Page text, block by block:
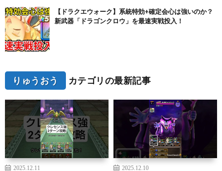
【ドラクエウォーク】系統特効+確定会心は強いのか？
新武器「ドラゴンクロウ」を最速実戦投入！
りゅうおう カテゴリの最新記事
2025.12.11 2025.12.10